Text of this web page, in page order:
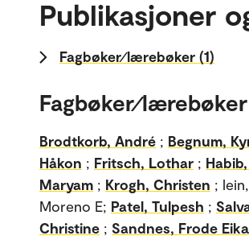
Publikasjoner
Fagbøker⁄lærebøker (1)
Fagbøker⁄lærebøker
Brodtkorb, André ; Begnum,
Håkon ; Fritsch, Lothar ;
Maryam ; Krogh, Christen ;
Moreno E; Patel, Tulpesh ;
Christine ; Sandnes, Frode Eika